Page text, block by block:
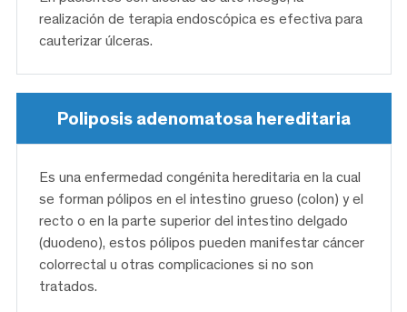
realización de terapia endoscópica es efectiva para
cauterizar úlceras.
Poliposis adenomatosa hereditaria
Es una enfermedad congénita hereditaria en la cual
se forman pólipos en el intestino grueso (colon) y el
recto o en la parte superior del intestino delgado
(duodeno), estos pólipos pueden manifestar cáncer
colorrectal u otras complicaciones si no son
tratados.